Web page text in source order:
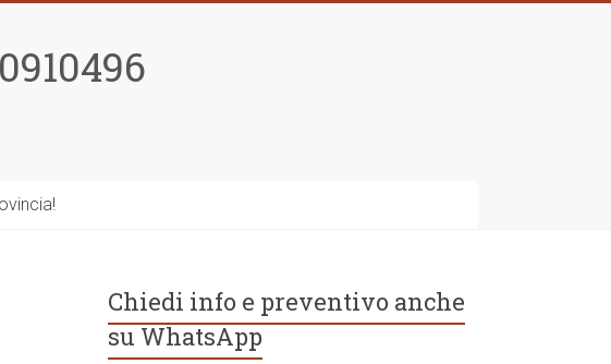
Chiedi info e preventivo anche
su WhatsApp